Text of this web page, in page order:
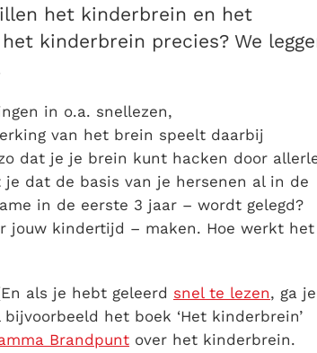
het kinderbrein en het
kinderbrein precies? We
in o.a. snellezen,
van het brein speelt daarbij
dat je je brein kunt hacken door
dat de basis van je hersenen al in de
in de eerste 3 jaar – wordt gelegd?
jouw kindertijd – maken. Hoe werkt het
als je hebt geleerd snel te lezen, ga je
het boek ‘Het kinderbrein’
Brandpunt over het kinderbrein.